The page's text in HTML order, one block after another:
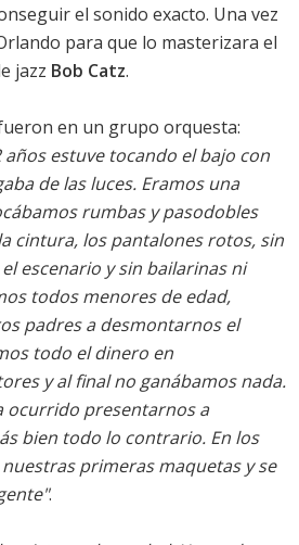
el sonido exacto. Una vez
para que lo masterizara el
jazz Bob Catz.
en un grupo orquesta:
años estuve tocando el bajo con
de las luces. Eramos una
rumbas y pasodobles
cintura, los pantalones rotos, sin
escenario y sin bailarinas ni
todos menores de edad,
padres a desmontarnos el
todo el dinero en
y al final no ganábamos nada.
ocurrido presentarnos a
bien todo lo contrario. En los
primeras maquetas y se
.